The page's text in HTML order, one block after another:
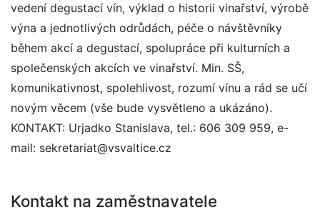
vedení degustací vín, výklad o historii vinařství, výrobě
výna a jednotlivých odrůdách, péče o návštěvníky
během akcí a degustací, spolupráce při kulturních a
společenských akcích ve vinařství. Min. SŠ,
komunikativnost, spolehlivost, rozumí vínu a rád se učí
novým věcem (vše bude vysvětleno a ukázáno).
KONTAKT: Urjadko Stanislava, tel.: 606 309 959, e-
mail: sekretariat@vsvaltice.cz
Kontakt na zaměstnavatele